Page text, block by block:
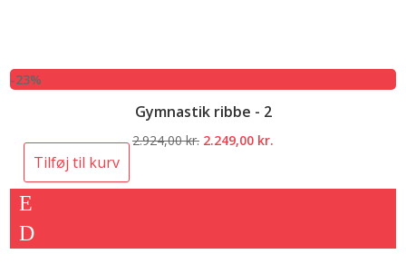
-23%
Gymnastik ribbe - 2
2.924,00kr. Den
2.249,00 kr.
Tilføj til kurv